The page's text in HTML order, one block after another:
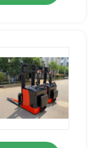
أشرطة فيديو
معلومات عنا